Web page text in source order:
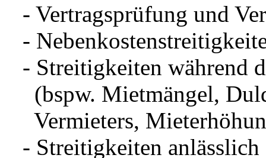
- Vertragsprüfung und
-
- Streitigkeiten während
(bspw. Mietmängel,
Vermieters,
- Streitigkeiten anlässlich